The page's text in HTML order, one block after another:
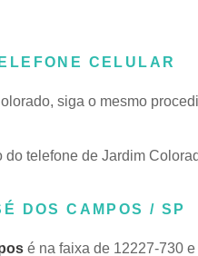
CELULAR
siga o mesmo
telefone de Jardim
DOS CAMPOS / SP
é na faixa de 12227-730